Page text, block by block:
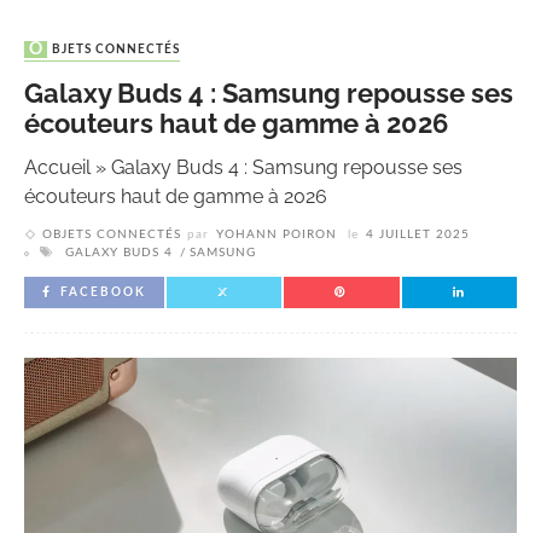
OBJETS CONNECTÉS
Galaxy Buds 4 : Samsung repousse ses
écouteurs haut de gamme à 2026
Accueil» Galaxy Buds 4 : Samsung repousse ses
écouteurs haut de gamme à 2026
OBJETS CONNECTÉS par YOHANN POIRON le
4 JUILLET 2025
GALAXY BUDS 4
SAMSUNG
FACEBOOK